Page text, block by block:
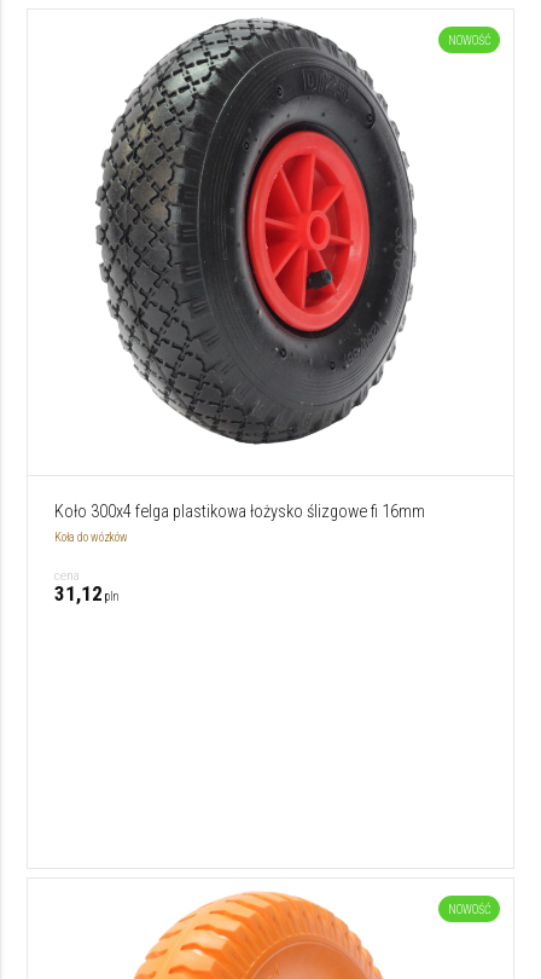
NOWOŚĆ
Koło 300x4 felga plastikowa łożysko ślizgowe fi 16mm
Koła do wózków
cena
31,12 pln
NOWOŚĆ